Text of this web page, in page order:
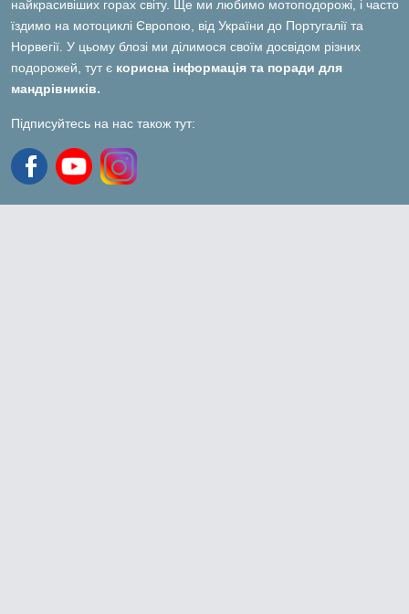
найкрасивіших горах світу. Ще ми любимо мотоподорожі, і часто
їздимо на мотоциклі Європою, від України до Португалії та
Норвегії. У цьому блозі ми ділимося своїм досвідом різних
подорожей, тут є корисна інформація та поради для
мандрівників.
Підписуйтесь на нас також тут: